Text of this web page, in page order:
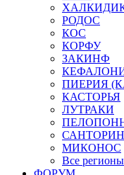
РОДОС
КОС
КОРФУ
ЗАКИНФ
ПИЕРИЯ
КАСТОРЬЯ
ЛУТРАКИ
МИКОНОС
Все регионы